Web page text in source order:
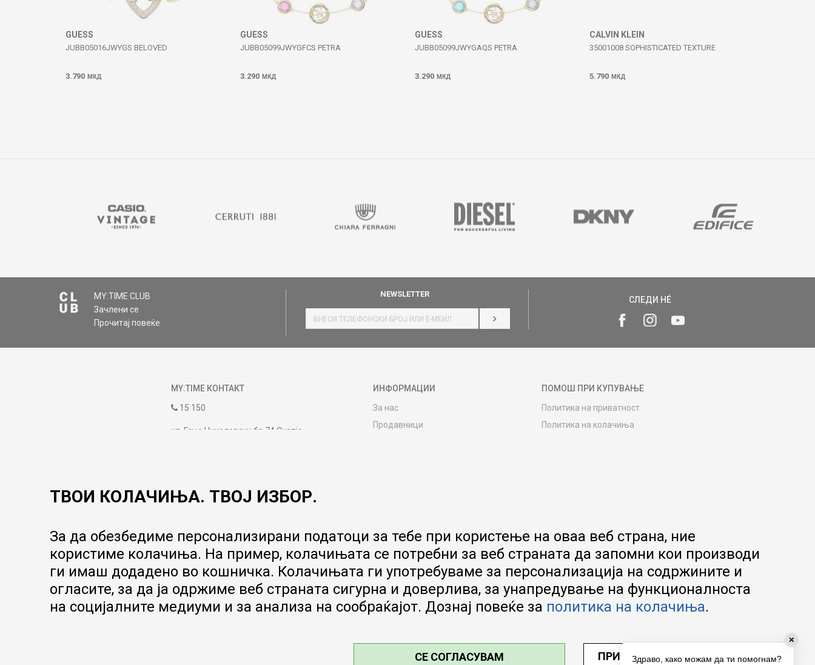
GUESS
JUBB05016JWYGS BELOVED
3.790 МКД
GUESS
JUBB05099JWYGFCS PETRA
3.290 МКД
GUESS
JUBB05099JWYGAQS PETRA
3.290 МКД
CALVIN KLEIN
35001008 SOPHISTICATED TEXTURE
5.790 МКД
MY:TIME CLUB
Зачлени се
Прочитај повеќе
NEWSLETTER
НАЈАВИ СЕ
СЛЕДИ НÉ
MY:TIME КОНТАКТ
15 150
ул. Гоце Николовски бр.74 Скопје
09:00 до 17:00
ИНФОРМАЦИИ
За нас
Продавници
Гаранција за производ
Ценовник
ПОМОШ ПРИ КУПУВАЊЕ
Политика на приватност
Политика на колачиња
Product Finder
FAQs
ТВОИ КОЛАЧИЊА. ТВОЈ ИЗБОР.
За да обезбедиме персонализирани податоци за тебе при користење на оваа веб страна, ние
користиме колачиња. На пример, колачињата се потребни за веб страната да запомни кои производи
ги имаш додадено во кошничка. Колачињата ги употребуваме за персонализација на содржините и
огласите, за да ја одржиме веб страната сигурна и доверлива, за унапредување на функционалноста
на социјалните медиуми и за анализа на сообраќајот. Дознај повеќе за политика на колачиња.
ПРИЛАГОДИ ПОСТАВУВАЊА
СЕ СОГЛАСУВАМ
✕
Здраво, како можам да ти помогнам?